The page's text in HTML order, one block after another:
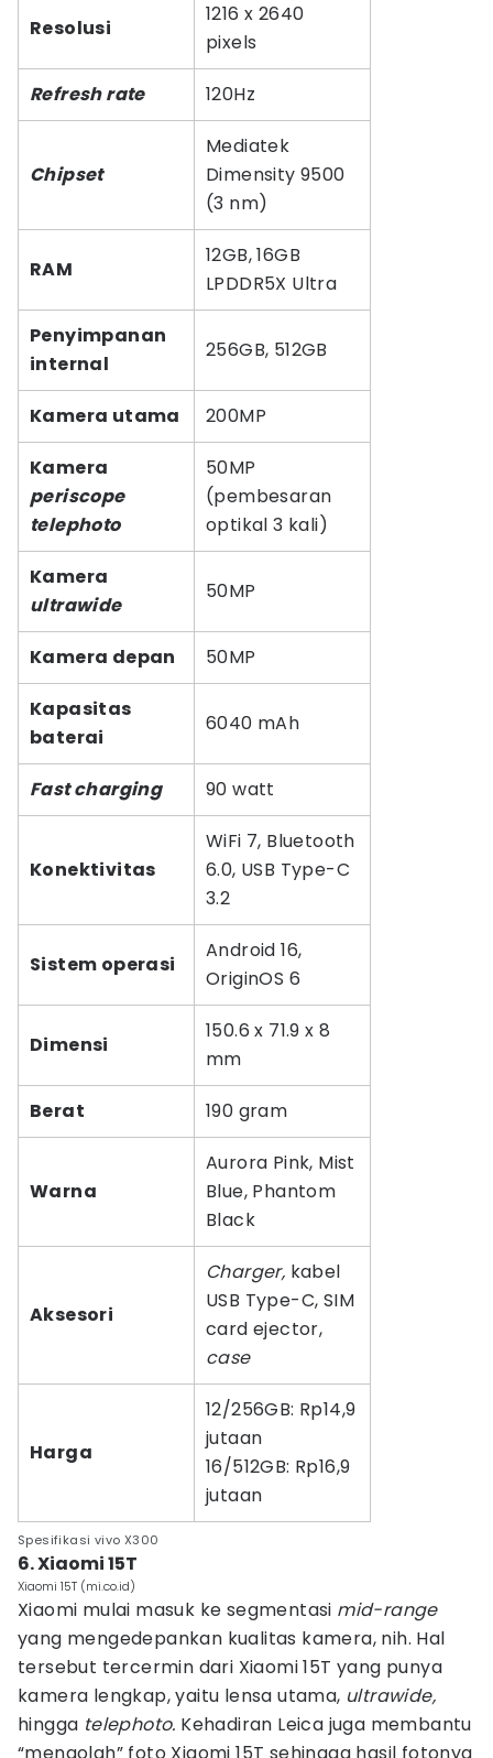
Spesifikasi vivo X300
Resolusi
1216 x 2640
pixels
Refresh rate 120Hz
Chipset
Mediatek
Dimensity 9500
(3 nm)
RAM
12GB, 16GB
LPDDR5X Ultra
Penyimpanan
internal
256GB, 512GB
Kamera utama 200MP
Kamera
periscope
telephoto
50MP
(pembesaran
optikal 3 kali)
Kamera
ultrawide
50MP
Kamera depan 50MP
Kapasitas
baterai
6040 mAh
Fast charging 90 watt
Konektivitas
WiFi 7, Bluetooth
6.0, USB Type-C
3.2
Sistem operasi
Android 16,
OriginOS 6
Dimensi
150.6 x 71.9 x 8
mm
Berat 190 gram
Warna
Aurora Pink, Mist
Blue, Phantom
Black
Aksesori
Charger, kabel
USB Type-C, SIM
card ejector,
case
Harga
12/256GB: Rp14,9
jutaan
16/512GB: Rp16,9
jutaan
6. Xiaomi 15T
Xiaomi 15T (mi.co.id)
Xiaomi mulai masuk ke segmentasi mid-range
yang mengedepankan kualitas kamera, nih. Hal
tersebut tercermin dari Xiaomi 15T yang punya
kamera lengkap, yaitu lensa utama, ultrawide,
hingga telephoto. Kehadiran Leica juga membantu